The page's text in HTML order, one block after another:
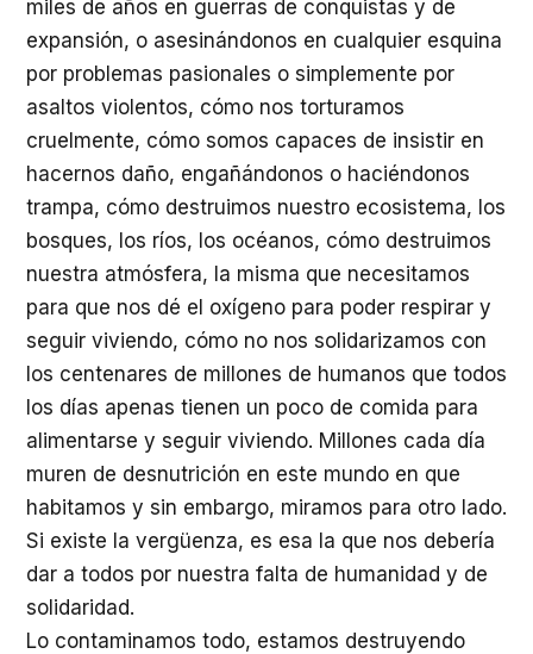
miles de años en guerras de conquistas y de
expansión, o asesinándonos en cualquier esquina
por problemas pasionales o simplemente por
asaltos violentos, cómo nos torturamos
cruelmente, cómo somos capaces de insistir en
hacernos daño, engañándonos o haciéndonos
trampa, cómo destruimos nuestro ecosistema, los
bosques, los ríos, los océanos, cómo destruimos
nuestra atmósfera, la misma que necesitamos
para que nos dé el oxígeno para poder respirar y
seguir viviendo, cómo no nos solidarizamos con
los centenares de millones de humanos que todos
los días apenas tienen un poco de comida para
alimentarse y seguir viviendo. Millones cada día
muren de desnutrición en este mundo en que
habitamos y sin embargo, miramos para otro lado.
Si existe la vergüenza, es esa la que nos debería
dar a todos por nuestra falta de humanidad y de
solidaridad.
Lo contaminamos todo, estamos destruyendo